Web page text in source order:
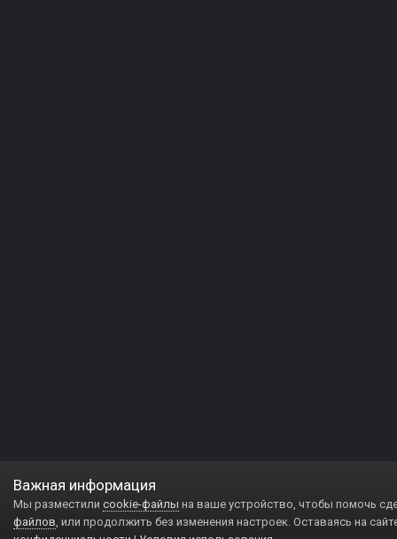
Важная информация
Мы разместили cookie-файлы на ваше устройство, чтобы помочь
файлов, или продолжить без изменения настроек. Оставаясь на